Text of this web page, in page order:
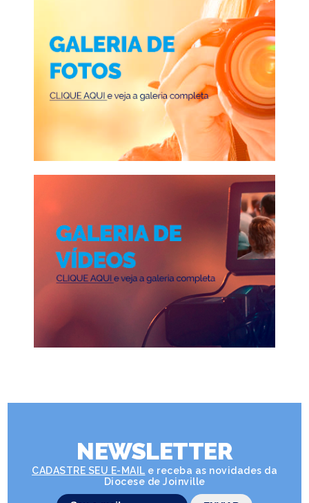
NEWSLETTER
CADASTRE SEU E-MAIL e receba as novidades da
Diocese de Joinville